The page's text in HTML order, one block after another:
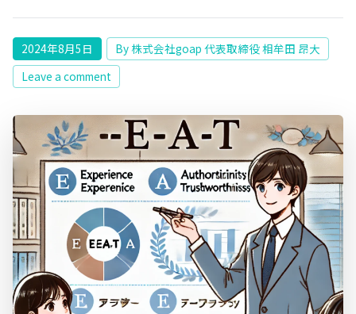
2024年8月5日
By 株式会社goap 代表取締役 相牟田 昂大
Leave a comment